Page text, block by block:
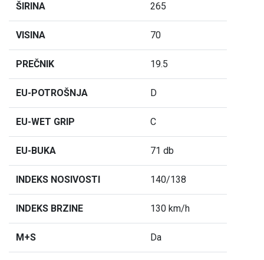
ŠIRINA 265
VISINA 70
PREČNIK 19.5
EU-POTROŠNJA D
EU-WET GRIP C
EU-BUKA 71 db
INDEKS NOSIVOSTI 140/138
INDEKS BRZINE 130 km/h
M+S Da